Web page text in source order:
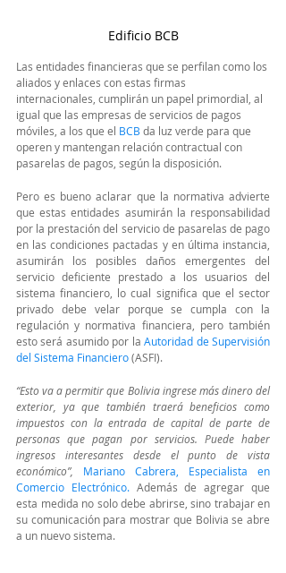
Edificio BCB
Las entidades financieras que se perfilan como los
aliados y enlaces con estas firmas
internacionales, cumplirán un papel primordial, al
igual que las empresas de servicios de pagos
móviles, a los que el BCB da luz verde para que
operen y mantengan relación contractual con
pasarelas de pagos, según la disposición.
Pero es bueno aclarar que la normativa advierte
que estas entidades asumirán la responsabilidad
por la prestación del servicio de pasarelas de pago
en las condiciones pactadas y en última instancia,
asumirán los posibles daños emergentes del
servicio deficiente prestado a los usuarios del
sistema financiero, lo cual significa que el sector
privado debe velar porque se cumpla con la
regulación y normativa financiera, pero también
esto será asumido por la Autoridad de Supervisión
del Sistema Financiero (ASFI).
“Esto va a permitir que Bolivia ingrese más dinero del
exterior, ya que también traerá beneficios como
impuestos con la entrada de capital de parte de
personas que pagan por servicios. Puede haber
ingresos interesantes desde el punto de vista
económico”,
Mariano Cabrera, Especialista en
Comercio Electrónico. Además de agregar que
esta medida no solo debe abrirse, sino trabajar en
su comunicación para mostrar que Bolivia se abre
a un nuevo sistema.